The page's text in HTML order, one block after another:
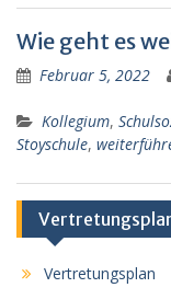
Wie geht es
Februar 5, 2022
Kollegium,
Stoyschule,
Vertretungsplan